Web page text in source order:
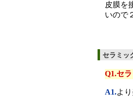
皮膜を
いので
セラミッ
Q1.セ
A1.よ